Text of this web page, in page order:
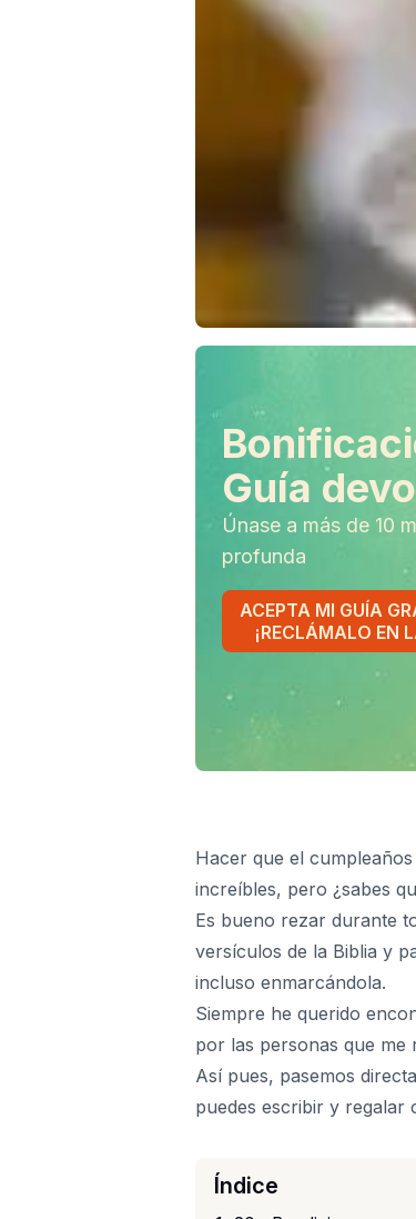
Guía
Únase a más de 10
profunda
ACEPTA MI GUÍA
¡RECLÁMALO EN
Hacer que el
increíbles, pero ¿sabes
Es bueno rezar durante
versículos de la Biblia y
incluso enmarcándola.
Siempre he querido
por las personas que me
Así pues, pasemos
puedes escribir y regalar
Índice